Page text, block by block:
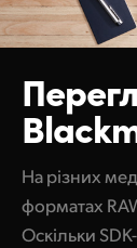
На різних
форматах
Оскільки